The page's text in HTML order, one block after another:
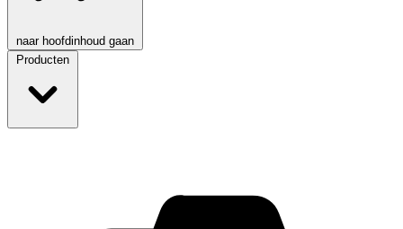
naar hoofdinhoud gaan
Producten